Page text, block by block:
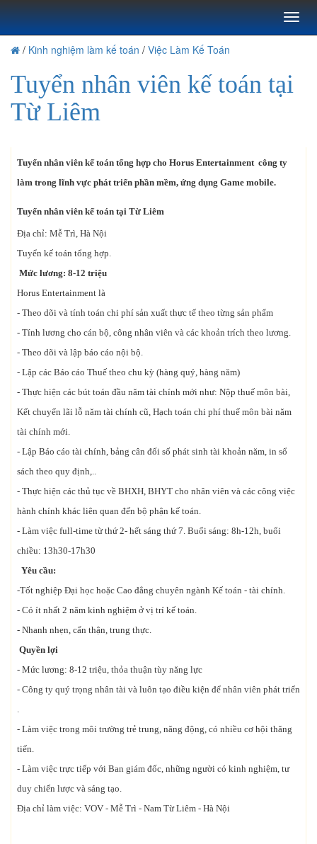
Toggle
/ Kinh nghiệm làm kế toán / Việc Làm Kế Toán
Tuyển nhân viên kế toán tại
Từ Liêm
Tuyển nhân viên kế toán tổng hợp cho Horus Entertainment công ty
làm trong lĩnh vực phát triển phần mềm, ứng dụng Game mobile.
Tuyển nhân viên kế toán tại Từ Liêm
Địa chỉ: Mễ Trì, Hà Nội
Tuyển kế toán tổng hợp.
Mức lương: 8-12 triệu
Horus Entertainment là
- Theo dõi và tính toán chi phí sản xuất thực tế theo từng sản phẩm
- Tính lương cho cán bộ, công nhân viên và các khoản trích theo lương.
- Theo dõi và lập báo cáo nội bộ.
- Lập các Báo cáo Thuế theo chu kỳ (hàng quý, hàng năm)
- Thực hiện các bút toán đầu năm tài chính mới như: Nộp thuế môn bài,
Kết chuyển lãi lỗ năm tài chính cũ, Hạch toán chi phí thuế môn bài năm
tài chính mới.
- Lập Báo cáo tài chính, bảng cân đối số phát sinh tài khoản năm, in sổ
sách theo quy định,..
- Thực hiện các thủ tục về BHXH, BHYT cho nhân viên và các công việc
hành chính khác liên quan đến bộ phận kế toán.
- Làm việc full-time từ thứ 2- hết sáng thứ 7. Buổi sáng: 8h-12h, buổi
chiều: 13h30-17h30
Yêu cầu:
-Tốt nghiệp Đại học hoặc Cao đẳng chuyên ngành Kế toán - tài chính.
- Có ít nhất 2 năm kinh nghiệm ở vị trí kế toán.
- Nhanh nhẹn, cẩn thận, trung thực.
Quyền lợi
- Mức lương: 8-12 triệu, thỏa thuận tùy năng lực
- Công ty quý trọng nhân tài và luôn tạo điều kiện để nhân viên phát triển
.
- Làm việc trong môi trường trẻ trung, năng động, có nhiều cơ hội thăng
tiến.
- Làm việc trực tiếp với Ban giám đốc, những người có kinh nghiệm, tư
duy chiến lược và sáng tạo.
Địa chỉ làm việc: VOV - Mễ Trì - Nam Từ Liêm - Hà Nội